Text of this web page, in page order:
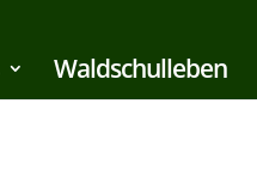
Waldschulleben